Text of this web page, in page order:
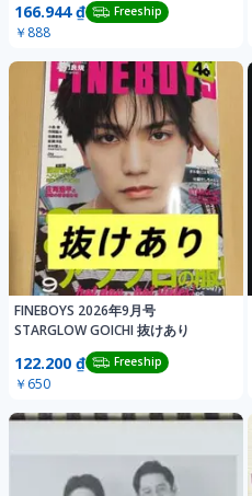
166.944 ₫ Freeship
￥888
FINEBOYS 2026年9月号
STARGLOW GOICHI 抜けあり
122.200 ₫ Freeship
￥650